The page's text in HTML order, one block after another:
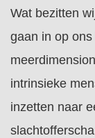
Wat bezitten
gaan in op
intrinsieke
inzetten naar